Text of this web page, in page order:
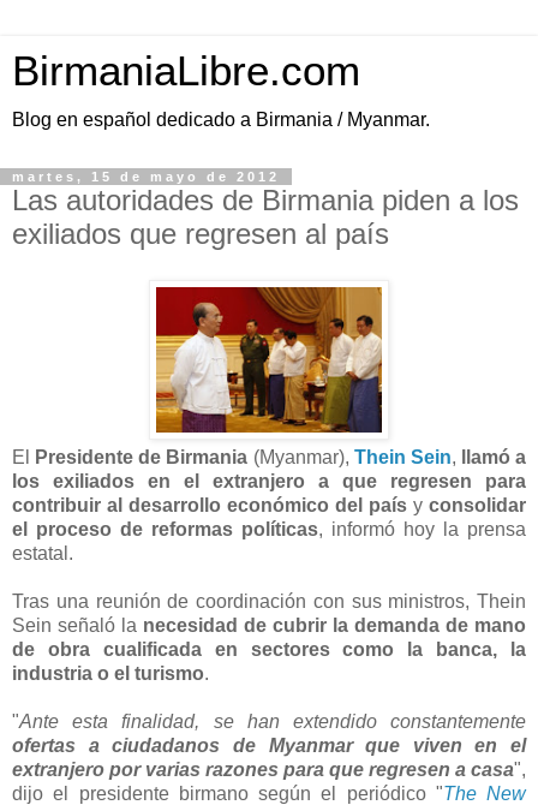
BirmaniaLibre.com
Blog en español dedicado a Birmania / Myanmar.
martes, 15 de mayo de 2012
Las autoridades de Birmania piden a los
exiliados que regresen al país
El Presidente de Birmania (Myanmar), Thein Sein,
llamó a
los exiliados en el extranjero a que regresen para
contribuir al desarrollo económico del país y consolidar
el proceso de reformas políticas, informó hoy la prensa
estatal.
Tras una reunión de coordinación con sus ministros, Thein
Sein señaló la necesidad de cubrir la demanda de mano
de obra cualificada en sectores como la banca, la
industria o el turismo.
"Ante esta finalidad, se han extendido constantemente
ofertas a ciudadanos de Myanmar que viven en el
extranjero por varias razones para que regresen a casa",
dijo el presidente birmano según el periódico "The New